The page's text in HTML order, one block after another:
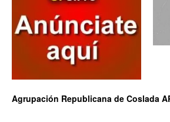
Agrupación Republicana de Coslada